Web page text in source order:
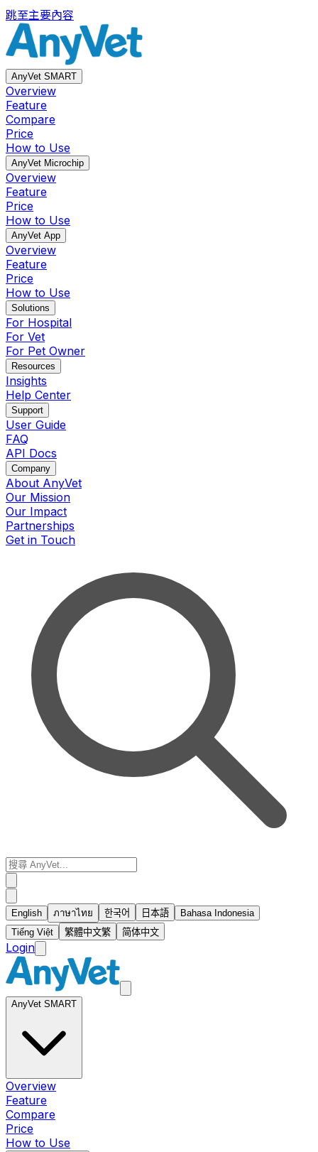
跳至主要內容
AnyVet SMART
Overview
Feature
Compare
Price
How to Use
AnyVet Microchip
Overview
Feature
Price
How to Use
AnyVet App
Overview
Feature
Price
How to Use
Solutions
For Hospital
For Vet
For Pet Owner
Resources
Insights
Help Center
Support
User Guide
FAQ
API Docs
Company
About AnyVet
Our Mission
Our Impact
Partnerships
Get in Touch
English ภาษาไทย 한국어 日本語
Bahasa Indonesia
Tiếng Việt
繁體中文繁 简体中文
Login
AnyVet SMART
Overview
Feature
Compare
Price
How to Use